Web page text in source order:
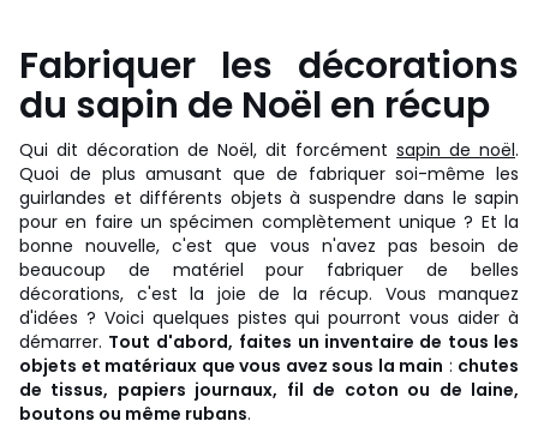
Fabriquer les décorations
du sapin de Noël en récup
Qui dit décoration de Noël, dit forcément sapin de noël.
Quoi de plus amusant que de fabriquer soi-même les
guirlandes et différents objets à suspendre dans le sapin
pour en faire un spécimen complètement unique ? Et la
bonne nouvelle, c'est que vous n'avez pas besoin de
beaucoup de matériel pour fabriquer de belles
décorations, c'est la joie de la récup. Vous manquez
d'idées ? Voici quelques pistes qui pourront vous aider à
démarrer. Tout d'abord, faites un inventaire de tous les
objets et matériaux que vous avez sous la main : chutes
de tissus, papiers journaux, fil de coton ou de laine,
boutons ou même rubans.